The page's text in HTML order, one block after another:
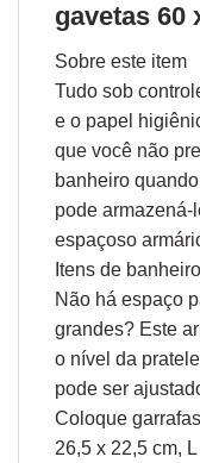
gavetas 60
Sobre este item
Tudo sob
e o papel
que você não
banheiro
pode armazená-
espaçoso
Itens de
Não há espaço
grandes? Este
o nível da
pode ser
Coloque
26,5 x 22,5 cm, L